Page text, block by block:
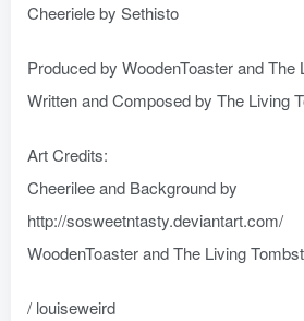
Cheeriele by Sethisto
Produced by WoodenToaster and The
Written and Composed by The Living
Art Credits:
Cheerilee and Background by
http://sosweetntasty.deviantart.com/
WoodenToaster and The Living
/ louiseweird